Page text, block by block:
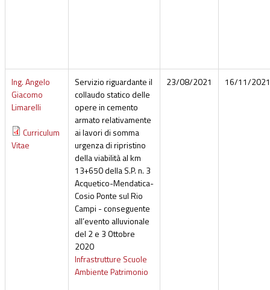
Ing. Angelo
Giacomo
Limarelli
Curriculum
Vitae
Servizio riguardante il
collaudo statico delle
opere in cemento
armato relativamente
ai lavori di somma
urgenza di ripristino
della viabilità al km
13+650 della S.P. n. 3
Acquetico-Mendatica-
Cosio Ponte sul Rio
Campi - conseguente
all’evento alluvionale
del 2 e 3 Ottobre
2020
Infrastrutture Scuole
Ambiente Patrimonio
23/08/2021 16/11/2021